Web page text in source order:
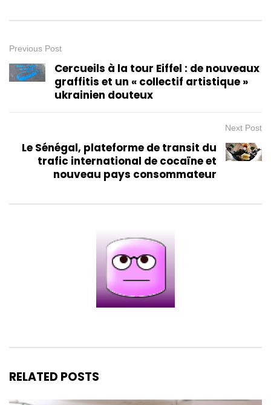
Previous Post
Cercueils à la tour Eiffel : de nouveaux
graffitis et un « collectif artistique »
ukrainien douteux
Next Post
Le Sénégal, plateforme de transit du
trafic international de cocaïne et
nouveau pays consommateur
RELATED POSTS